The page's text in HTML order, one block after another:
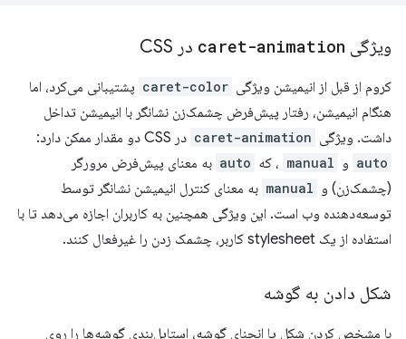
ویژگی caret-animation در CSS
کروم از قبل از انیمیشن ویژگی caret-color پشتیبانی می‌کرد، اما
هنگام انیمیشن، رفتار پیش‌فرض چشمک‌زن نشانگر با انیمیشن تداخل
داشت. ویژگی caret-animation در CSS دو مقدار ممکن دارد:
auto و manual ، که auto به معنای پیش‌فرض مرورگر
(چشمک‌زن) و manual به معنای کنترل انیمیشن نشانگر توسط
توسعه‌دهنده وب است. این ویژگی همچنین به کاربران اجازه می‌دهد تا با
استفاده از یک stylesheet کاربر، چشمک زدن را غیرفعال کنند.
شکل دادن به گوشه
با مشخص کردن شکل یا انحنای گوشه، استایل‌بندی گوشه‌ها را روی